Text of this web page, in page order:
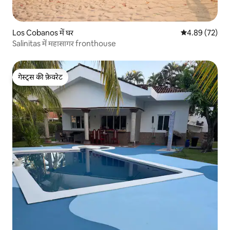
Los Cobanos में घर औसत रेटिंग 5 में
4.89 (72)
Salinitas में महासागर fronthouse
गेस्ट्स की फ़ेवरेट
गेस्ट्स की फ़ेवरेट